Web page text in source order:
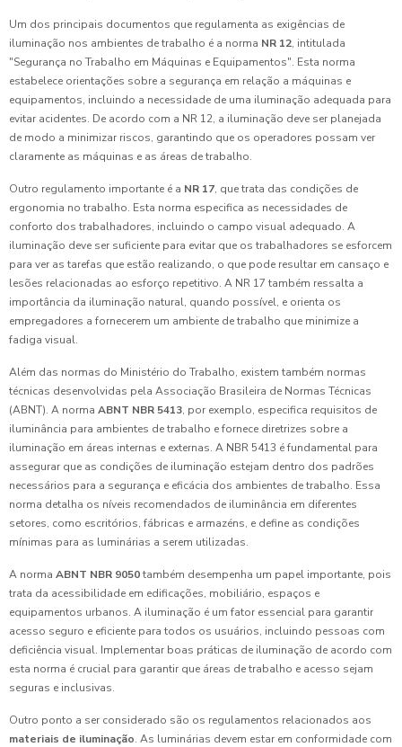
Um dos principais documentos que regulamenta as exigências de
iluminação nos ambientes de trabalho é a norma NR 12, intitulada
"Segurança no Trabalho em Máquinas e Equipamentos". Esta norma
estabelece orientações sobre a segurança em relação a máquinas e
equipamentos, incluindo a necessidade de uma iluminação adequada para
evitar acidentes. De acordo com a NR 12, a iluminação deve ser planejada
de modo a minimizar riscos, garantindo que os operadores possam ver
claramente as máquinas e as áreas de trabalho.
Outro regulamento importante é a NR 17, que trata das condições de
ergonomia no trabalho. Esta norma especifica as necessidades de
conforto dos trabalhadores, incluindo o campo visual adequado. A
iluminação deve ser suficiente para evitar que os trabalhadores se esforcem
para ver as tarefas que estão realizando, o que pode resultar em cansaço e
lesões relacionadas ao esforço repetitivo. A NR 17 também ressalta a
importância da iluminação natural, quando possível, e orienta os
empregadores a fornecerem um ambiente de trabalho que minimize a
fadiga visual.
Além das normas do Ministério do Trabalho, existem também normas
técnicas desenvolvidas pela Associação Brasileira de Normas Técnicas
(ABNT). A norma ABNT NBR 5413, por exemplo, especifica requisitos de
iluminância para ambientes de trabalho e fornece diretrizes sobre a
iluminação em áreas internas e externas. A NBR 5413 é fundamental para
assegurar que as condições de iluminação estejam dentro dos padrões
necessários para a segurança e eficácia dos ambientes de trabalho. Essa
norma detalha os níveis recomendados de iluminância em diferentes
setores, como escritórios, fábricas e armazéns, e define as condições
mínimas para as luminárias a serem utilizadas.
A norma ABNT NBR 9050também desempenha um papel importante, pois
trata da acessibilidade em edificações, mobiliário, espaços e
equipamentos urbanos. A iluminação é um fator essencial para garantir
acesso seguro e eficiente para todos os usuários, incluindo pessoas com
deficiência visual. Implementar boas práticas de iluminação de acordo com
esta norma é crucial para garantir que áreas de trabalho e acesso sejam
seguras e inclusivas.
Outro ponto a ser considerado são os regulamentos relacionados aos
materiais de iluminação. As luminárias devem estar em conformidade com